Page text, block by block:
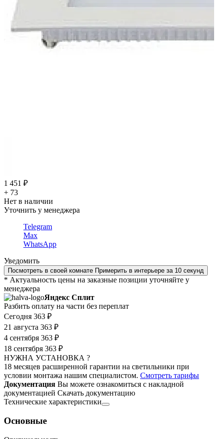
1 451 ₽
+ 73
Нет в наличии
Уточнить у менеджера
Telegram
Max
WhatsApp
Уведомить
Посмотреть в своей комнате Примерить в интерьере за 10 секунд
* Актуальность цены на заказные позиции уточняйте у
менеджера
Яндекс Сплит
Разбить оплату на части без переплат
Сегодня 363 ₽
21 августа 363 ₽
4 сентября 363 ₽
18 сентября 363 ₽
НУЖНА УСТАНОВКА ?
18 месяцев расширенной гарантии на светильники при
условии монтажа нашим специалистом. Смотреть тарифы
Документация Вы можете ознакомиться с накладной
документацией Скачать документацию
Технические характеристики
Основные